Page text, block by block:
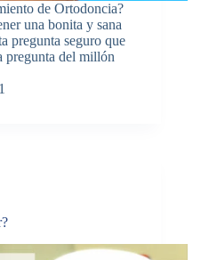
de Ortodoncia?
una bonita y sana
pregunta seguro que
pregunta del millón